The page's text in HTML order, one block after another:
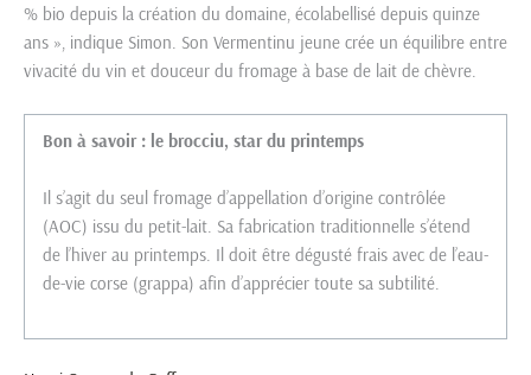
% bio depuis la création du domaine, écolabellisé depuis quinze
ans », indique Simon. Son Vermentinu jeune crée un équilibre entre
vivacité du vin et douceur du fromage à base de lait de chèvre.
Bon à savoir : le brocciu, star du printemps
Il s’agit du seul fromage d’appellation d’origine contrôlée
(AOC) issu du petit-lait. Sa fabrication traditionnelle s’étend
de l’hiver au printemps. Il doit être dégusté frais avec de l’eau-
de-vie corse (grappa) afin d’apprécier toute sa subtilité.